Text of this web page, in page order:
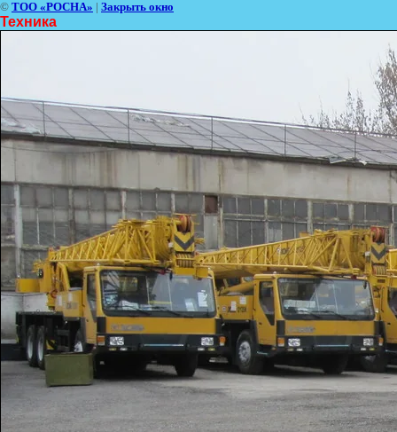
© ТОО «РОСНА» | Закрыть окно
Техника